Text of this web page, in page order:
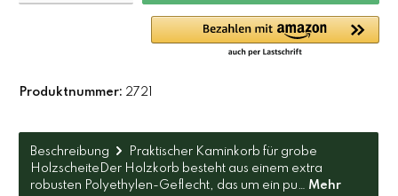
Produktnummer: 2721
Beschreibung
Praktischer Kaminkorb für grobe
HolzscheiteDer Holzkorb besteht aus einem extra
robusten Polyethylen-Geflecht, das um ein pu… Mehr